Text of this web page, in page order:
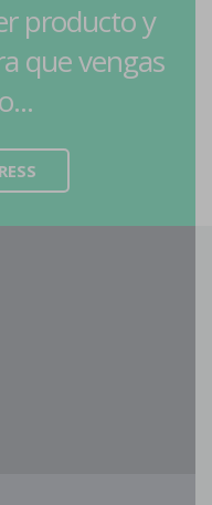
producto y
que vengas